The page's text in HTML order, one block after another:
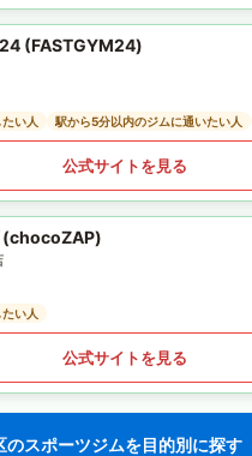
(FASTGYM24)
い人
駅から5分以内のジムに通いたい人
公式サイトを見る
(chocoZAP)
い人
公式サイトを見る
のスポーツジムを目的別に探す